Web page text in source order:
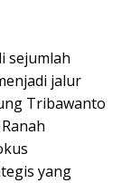
sejumlah
jalur
Tribawanto
yang